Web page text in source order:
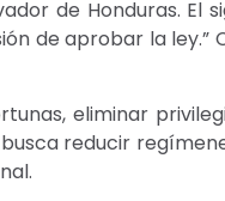
de Honduras. El
de aprobar la ley.”
eliminar
reducir